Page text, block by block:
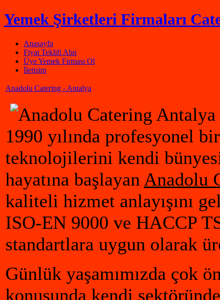
Yemek Şirketleri Firmaları
Anasayfa
Fiyat Teklifi Alın
Üye Yemek Firması Ol
İletişim
Anadolu Catering - Antalya
1990 yılında profesyonel
teknolojilerini kendi
hayatına başlayan Anadolu
kaliteli hizmet anlayışını
ISO-EN 9000 ve HACCP
standartlara uygun olarak
Günlük yaşamımızda çok
konusunda kendi